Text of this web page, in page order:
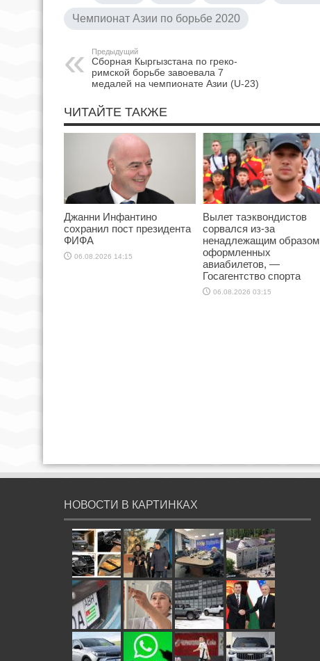
Чемпионат Азии по борьбе 2020
Предыдущий
Сборная Кыргызстана по греко-
римской борьбе завоевала 7
медалей на чемпионате Азии (U-23)
ЧИТАЙТЕ ТАКЖЕ
Джанни Инфантино
сохранил пост президента
ФИФА
06.08.2026 14:15
Вылет таэквондистов
сорвался из-за
ненадлежащим образом
оформленных
авиабилетов, —
Госагентство спорта
06.08.2026 03:15
НОВОСТИ В КАРТИНКАХ